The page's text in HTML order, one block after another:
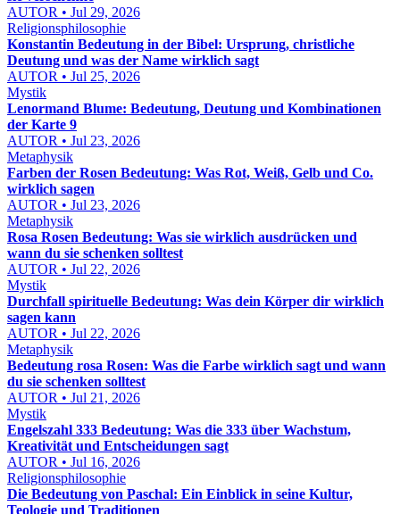
AUTOR • Jul 29, 2026
Religionsphilosophie
Konstantin Bedeutung in der Bibel: Ursprung, christliche
Deutung und was der Name wirklich sagt
AUTOR • Jul 25, 2026
Mystik
Lenormand Blume: Bedeutung, Deutung und Kombinationen
der Karte 9
AUTOR • Jul 23, 2026
Metaphysik
Farben der Rosen Bedeutung: Was Rot, Weiß, Gelb und Co.
wirklich sagen
AUTOR • Jul 23, 2026
Metaphysik
Rosa Rosen Bedeutung: Was sie wirklich ausdrücken und
wann du sie schenken solltest
AUTOR • Jul 22, 2026
Mystik
Durchfall spirituelle Bedeutung: Was dein Körper dir wirklich
sagen kann
AUTOR • Jul 22, 2026
Metaphysik
Bedeutung rosa Rosen: Was die Farbe wirklich sagt und wann
du sie schenken solltest
AUTOR • Jul 21, 2026
Mystik
Engelszahl 333 Bedeutung: Was die 333 über Wachstum,
Kreativität und Entscheidungen sagt
AUTOR • Jul 16, 2026
Religionsphilosophie
Die Bedeutung von Paschal: Ein Einblick in seine Kultur,
Teologie und Traditionen